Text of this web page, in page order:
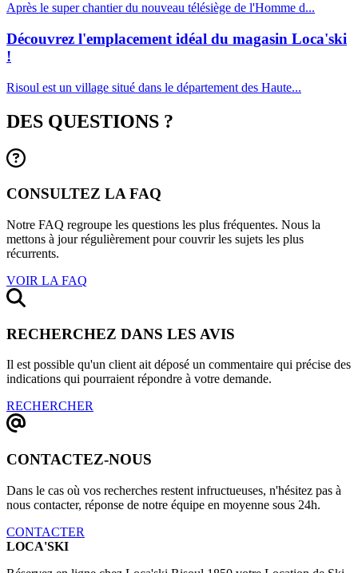
Après le super chantier du nouveau télésiège de l'Homme d...
Découvrez l'emplacement idéal du magasin Loca'ski
!
Risoul est un village situé dans le département des Haute...
DES QUESTIONS ?
CONSULTEZ LA FAQ
Notre FAQ regroupe les questions les plus fréquentes. Nous la
mettons à jour régulièrement pour couvrir les sujets les plus
récurrents.
VOIR LA FAQ
RECHERCHEZ DANS LES AVIS
Il est possible qu'un client ait déposé un commentaire qui précise des
indications qui pourraient répondre à votre demande.
RECHERCHER
CONTACTEZ-NOUS
Dans le cas où vos recherches restent infructueuses, n'hésitez pas à
nous contacter, réponse de notre équipe en moyenne sous 24h.
CONTACTER
LOCA'SKI